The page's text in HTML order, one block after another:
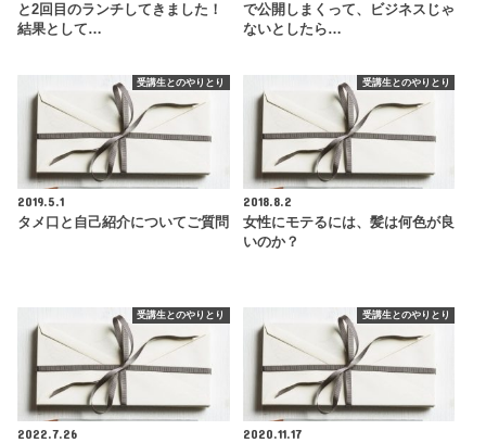
と2回目のランチしてきました！
結果として…
で公開しまくって、ビジネスじゃ
ないとしたら…
受講生とのやりとり
2019.5.1
タメ口と自己紹介についてご質問
受講生とのやりとり
2018.8.2
女性にモテるには、髪は何色が良
いのか？
受講生とのやりとり
2022.7.26
受講生とのやりとり
2020.11.17